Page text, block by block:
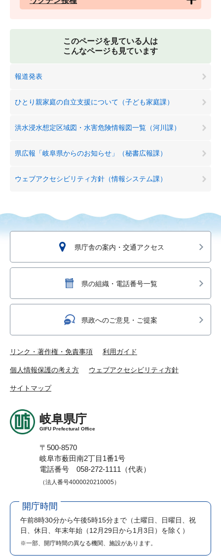
このページを見ている人は
こんなページも見ています
報道発表
ひとり親家庭の自立支援について（子ども家庭課）
洪水浸水想定区域図・水害危険情報図一覧（河川課）
県広報「岐阜県からのお知らせ」（秘書広報課）
ウェブアクセシビリティ方針（情報システム課）
県庁舎の案内・交通アクセス
県の組織・電話番号一覧
県政へのご意見・ご提案
リンク・著作権・免責事項 利用ガイド
個人情報保護の考え方 ウェブアクセシビリティ方針
サイトマップ
岐阜県庁
GIFU Prefectural Office
〒500-8570
岐阜市薮田南2丁目1番1号
電話番号 058-272-1111（代表）
（法人番号4000020210005）
開庁時間
午前8時30分から午後5時15分まで （土曜日、日曜日、祝
日、休日、年末年始（12月29日から1月3日）を除く）
※一部、開庁時間の異なる機関、施設があります。